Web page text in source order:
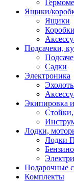
Ящики/
Ящики
Коробки
Подсачеки,
Садки
Электроника
Экипировка
Лодки,
Лодки
Подарочные
Комплекты